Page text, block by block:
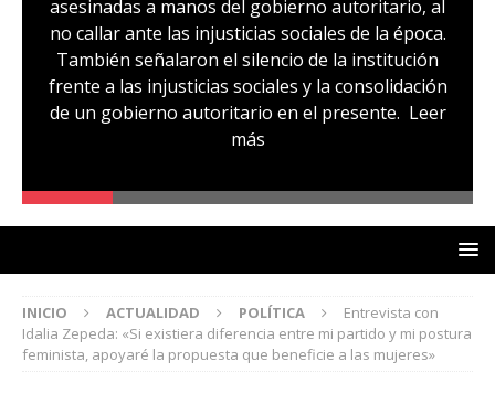
asesinadas a manos del gobierno autoritario, al
no callar ante las injusticias sociales de la época.
También señalaron el silencio de la institución
frente a las injusticias sociales y la consolidación
de un gobierno autoritario en el presente. Leer
más
INICIO ACTUALIDAD POLÍTICA
Entrevista con
Idalia Zepeda: «Si existiera diferencia entre mi partido y mi postura
feminista, apoyaré la propuesta que beneficie a las mujeres»